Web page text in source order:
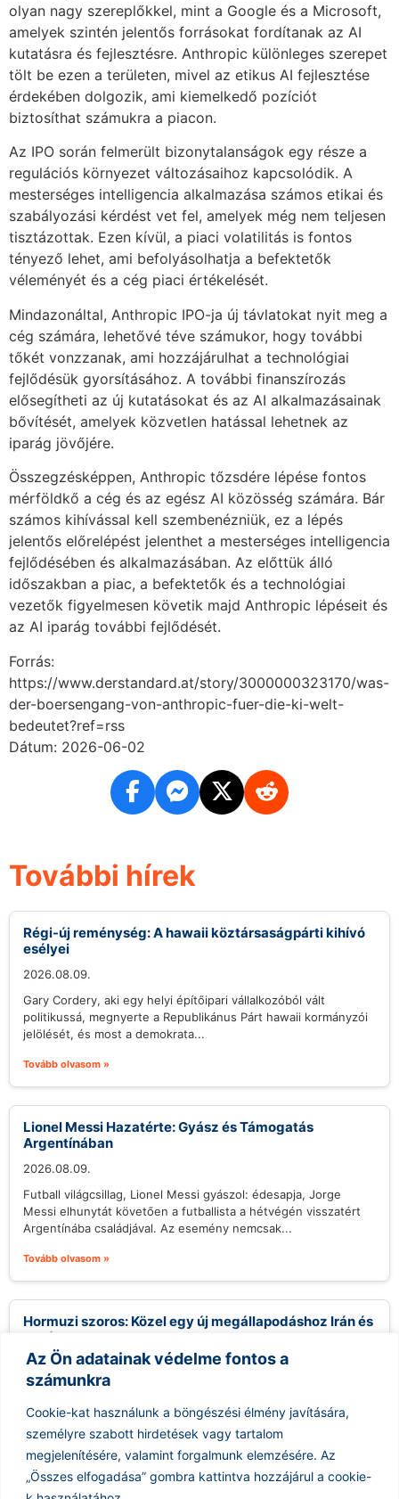
Az Ön adatainak védelme fontos a
számunkra
Cookie-kat használunk a böngészési élmény javítására,
személyre szabott hirdetések vagy tartalom
megjelenítésére, valamint forgalmunk elemzésére. Az
„Összes elfogadása” gombra kattintva hozzájárul a cookie-
olyan nagy szereplőkkel, mint a Google és a Microsoft,
amelyek szintén jelentős forrásokat fordítanak az AI
kutatásra és fejlesztésre. Anthropic különleges szerepet
tölt be ezen a területen, mivel az etikus AI fejlesztése
érdekében dolgozik, ami kiemelkedő pozíciót
biztosíthat számukra a piacon.
Az IPO során felmerült bizonytalanságok egy része a
regulációs környezet változásaihoz kapcsolódik. A
mesterséges intelligencia alkalmazása számos etikai és
szabályozási kérdést vet fel, amelyek még nem teljesen
tisztázottak. Ezen kívül, a piaci volatilitás is fontos
tényező lehet, ami befolyásolhatja a befektetők
véleményét és a cég piaci értékelését.
Mindazonáltal, Anthropic IPO-ja új távlatokat nyit meg a
cég számára, lehetővé téve számukor, hogy további
tőkét vonzzanak, ami hozzájárulhat a technológiai
fejlődésük gyorsításához. A további finanszírozás
elősegítheti az új kutatásokat és az AI alkalmazásainak
bővítését, amelyek közvetlen hatással lehetnek az
iparág jövőjére.
Összegzésképpen, Anthropic tőzsdére lépése fontos
mérföldkő a cég és az egész AI közösség számára. Bár
számos kihívással kell szembenézniük, ez a lépés
jelentős előrelépést jelenthet a mesterséges intelligencia
fejlődésében és alkalmazásában. Az előttük álló
időszakban a piac, a befektetők és a technológiai
vezetők figyelmesen követik majd Anthropic lépéseit és
az AI iparág további fejlődését.
Forrás:
https://www.derstandard.at/story/3000000323170/was-
der-boersengang-von-anthropic-fuer-die-ki-welt-
bedeutet?ref=rss
Dátum: 2026-06-02
További hírek
Régi-új reménység: A hawaii köztársaságpárti kihívó
esélyei
2026.08.09.
Gary Cordery, aki egy helyi építőipari vállalkozóból vált
politikussá, megnyerte a Republikánus Párt hawaii kormányzói
jelölését, és most a demokrata...
Tovább olvasom »
Lionel Messi Hazatérte: Gyász és Támogatás
Argentínában
2026.08.09.
Futball világcsillag, Lionel Messi gyászol: édesapja, Jorge
Messi elhunytát követően a futballista a hétvégén visszatért
Argentínába családjával. Az esemény nemcsak...
Tovább olvasom »
Hormuzi szoros: Közel egy új megállapodáshoz Irán és
Omán
2026.08.09.
Irán közel áll egy új megállapodás aláírásához Ománnal, amely
egy új tengeri tranzitútvonalat hozna létre a Hormuzi-
szorosban. Abbas Araghchi iráni...
Tovább olvasom »